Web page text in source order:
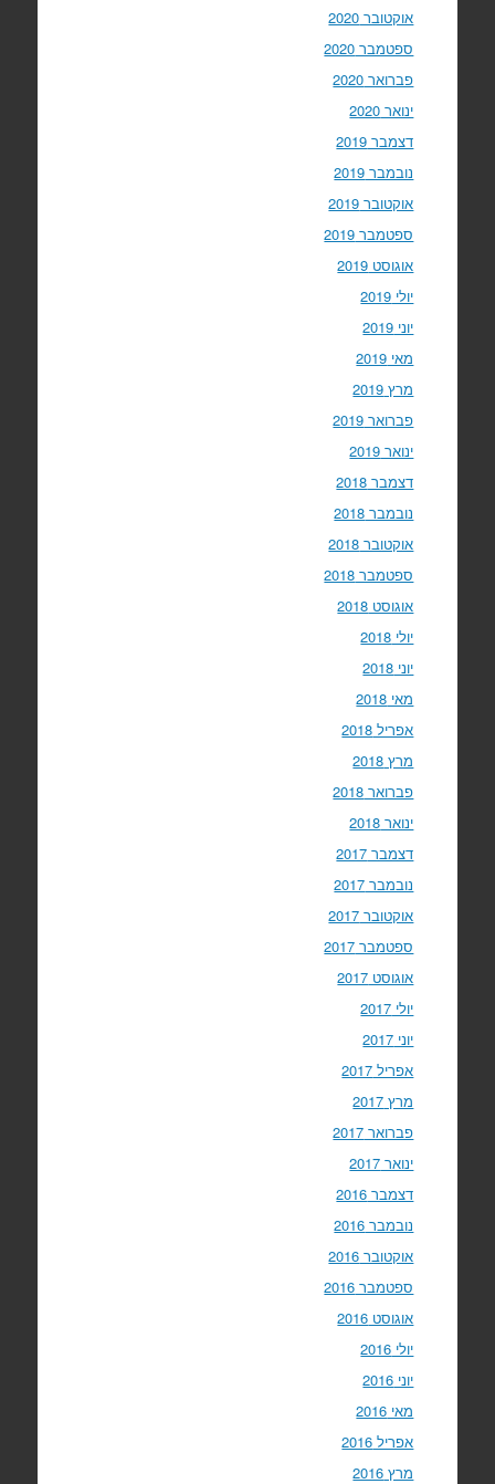
אוקטובר 2020
ספטמבר 2020
פברואר 2020
ינואר 2020
דצמבר 2019
נובמבר 2019
אוקטובר 2019
ספטמבר 2019
אוגוסט 2019
יולי 2019
יוני 2019
מאי 2019
מרץ 2019
פברואר 2019
ינואר 2019
דצמבר 2018
נובמבר 2018
אוקטובר 2018
ספטמבר 2018
אוגוסט 2018
יולי 2018
יוני 2018
מאי 2018
אפריל 2018
מרץ 2018
פברואר 2018
ינואר 2018
דצמבר 2017
נובמבר 2017
אוקטובר 2017
ספטמבר 2017
אוגוסט 2017
יולי 2017
יוני 2017
אפריל 2017
מרץ 2017
פברואר 2017
ינואר 2017
דצמבר 2016
נובמבר 2016
אוקטובר 2016
ספטמבר 2016
אוגוסט 2016
יולי 2016
יוני 2016
מאי 2016
אפריל 2016
מרץ 2016